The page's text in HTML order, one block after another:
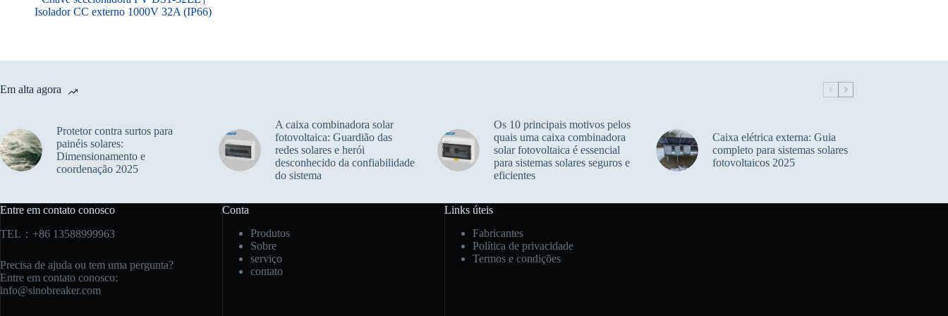
Isolador CC externo 1000V 32A (IP66)
Em alta agora
Protetor contra surtos para
painéis solares:
Dimensionamento e
coordenação 2025
A caixa combinadora solar
fotovoltaica: Guardião das
redes solares e herói
desconhecido da confiabilidade
do sistema
Os 10 principais motivos pelos
quais uma caixa combinadora
solar fotovoltaica é essencial
para sistemas solares seguros e
eficientes
Caixa elétrica externa: Guia
completo para sistemas solares
fotovoltaicos 2025
Entre em contato conosco
TEL：+86 13588999963
Precisa de ajuda ou tem uma pergunta?
Entre em contato conosco:
info@sinobreaker.com
Conta
Produtos
Sobre
serviço
contato
Links úteis
Fabricantes
Política de privacidade
Termos e condições
Japanese